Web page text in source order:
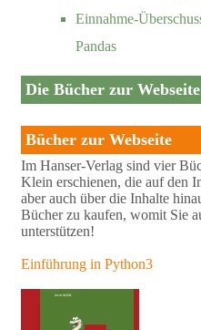
Einnahme-
Pandas
Die Bücher zur Webseite
Bücher zur Webseite
Im Hanser-Verlag sind vier
Klein erschienen, die auf den
aber auch über die Inhalte
Bücher zu kaufen, womit Sie
unterstützen!
Einführung in Python3